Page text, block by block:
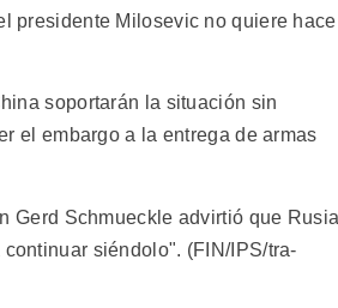
presidente Milosevic no quiere
soportarán la situación sin
el embargo a la entrega de armas
Gerd Schmueckle advirtió que
siéndolo". (FIN/IPS/tra-